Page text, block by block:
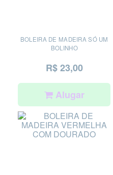
BOLEIRA DE MADEIRA SÓ UM
BOLINHO
R$ 23,00
Alugar